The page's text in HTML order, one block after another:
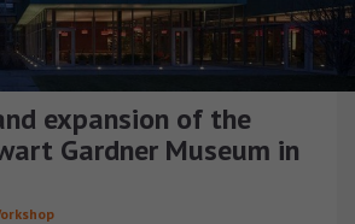
expansion of the
Gardner Museum in